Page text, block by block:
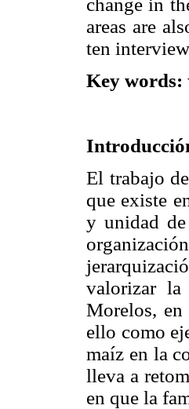
change in
areas are
ten
Key words:
El trabajo
que existe
y unidad
valorizar la
Morelos,
ello como
maíz en la
lleva a
en que la